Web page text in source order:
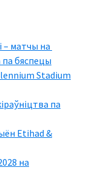
– матчы на
па бяспецы
Stadium
па
Etihad &
на